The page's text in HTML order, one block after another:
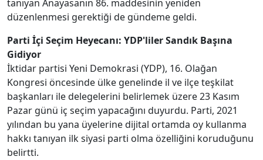
tanıyan Anayasanın 86. maddesinin yeniden
düzenlenmesi gerektiği de gündeme geldi.
Parti İçi Seçim Heyecanı: YDP'liler Sandık Başına
Gidiyor
İktidar partisi Yeni Demokrasi (YDP), 16. Olağan
Kongresi öncesinde ülke genelinde il ve ilçe teşkilat
başkanları ile delegelerini belirlemek üzere 23 Kasım
Pazar günü iç seçim yapacağını duyurdu. Parti, 2021
yılından bu yana üyelerine dijital ortamda oy kullanma
hakkı tanıyan ilk siyasi parti olma özelliğini koruduğunu
belirtti.